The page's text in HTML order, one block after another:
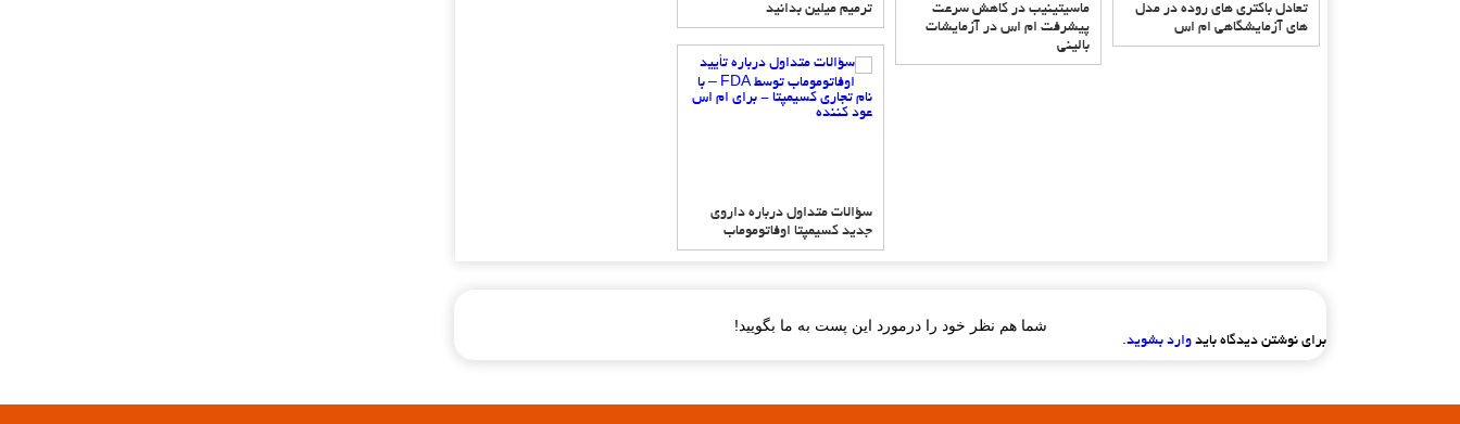
تعادل باکتری های روده در مدل
های آزمایشگاهی ام اس
ماسیتینیب در کاهش سرعت
پیشرفت ام اس در آزمایشات
بالینی
ترمیم میلین بدانید
سؤالات متداول درباره داروی
جدید کسیمپتا اوفاتوموماب
شما هم نظر خود را درمورد این پست به ما بگویید!
برای نوشتن دیدگاه باید وارد بشوید.